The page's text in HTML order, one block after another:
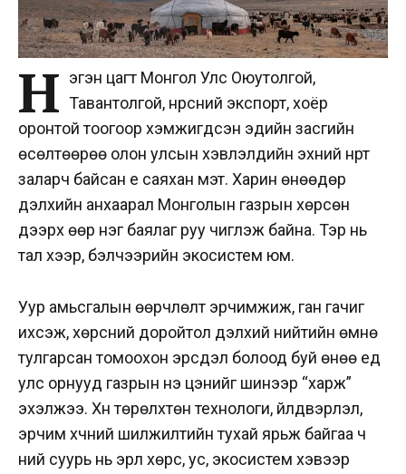
Н эгэн цагт Монгол Улс Оюутолгой,
Тавантолгой, нүүрсний экспорт, хоёр
оронтой тоогоор хэмжигдсэн эдийн засгийн
өсөлтөөрөө олон улсын хэвлэлүүдийн эхний нүүрт
заларч байсан үе саяхан мэт. Харин өнөөдөр
дэлхийн анхаарал Монголын газрын хөрсөн
дээрх өөр нэг баялаг руу чиглэж байна. Тэр нь
тал хээр, бэлчээрийн экосистем юм.
Уур амьсгалын өөрчлөлт эрчимжиж, ган гачиг
ихсэж, хөрсний доройтол дэлхий нийтийн өмнө
тулгарсан томоохон эрсдэл болоод буй өнөө үед
улс орнууд газрын үнэ цэнийг шинээр “харж”
эхэлжээ. Хүн төрөлхтөн технологи, үйлдвэрлэл,
эрчим хүчний шилжилтийн тухай ярьж байгаа ч
үүний суурь нь эрүүл хөрс, ус, экосистем хэвээр